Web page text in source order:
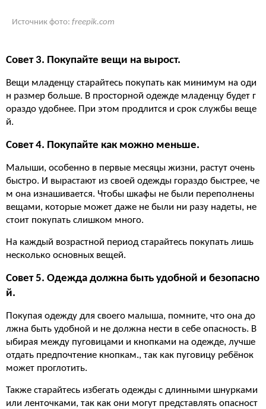
Источник фото: freepik.com
Совет 3. Покупайте вещи на вырост.
Вещи младенцу старайтесь покупать как минимум на оди
н размер больше. В просторной одежде младенцу будет г
ораздо удобнее. При этом продлится и срок службы веще
й.
Совет 4. Покупайте как можно меньше.
Малыши, особенно в первые месяцы жизни, растут очень
быстро. И вырастают из своей одежды гораздо быстрее, че
м она изнашивается. Чтобы шкафы не были переполнены
вещами, которые может даже не были ни разу надеты, не
стоит покупать слишком много.
На каждый возрастной период старайтесь покупать лишь
несколько основных вещей.
Совет 5. Одежда должна быть удобной и безопасно
й.
Покупая одежду для своего малыша, помните, что она до
лжна быть удобной и не должна нести в себе опасность. В
ыбирая между пуговицами и кнопками на одежде, лучше
отдать предпочтение кнопкам., так как пуговицу ребёнок
может проглотить.
Также старайтесь избегать одежды с длинными шнурками
или ленточками, так как они могут представлять опасност